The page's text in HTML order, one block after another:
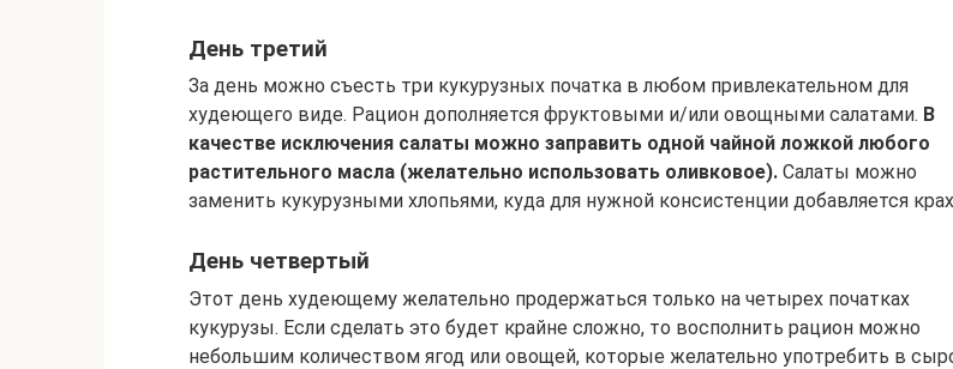
День третий
За день можно съесть три кукурузных початка в любом привлекательном для
худеющего виде. Рацион дополняется фруктовыми и/или овощными салатами. В
качестве исключения салаты можно заправить одной чайной ложкой любого
растительного масла (желательно использовать оливковое). Салаты можно
заменить кукурузными хлопьями, куда для нужной консистенции добавляется
День четвертый
Этот день худеющему желательно продержаться только на четырех початках
кукурузы. Если сделать это будет крайне сложно, то восполнить рацион можно
небольшим количеством ягод или овощей, которые желательно употребить в